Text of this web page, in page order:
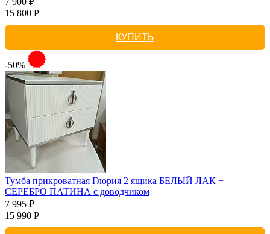
15 800 Р
КУПИТЬ
-50%
Тумба прикроватная Глория 2 ящика БЕЛЫЙ ЛАК +
СЕРЕБРО ПАТИНА с доводчиком
7 995 ₽
15 990 Р